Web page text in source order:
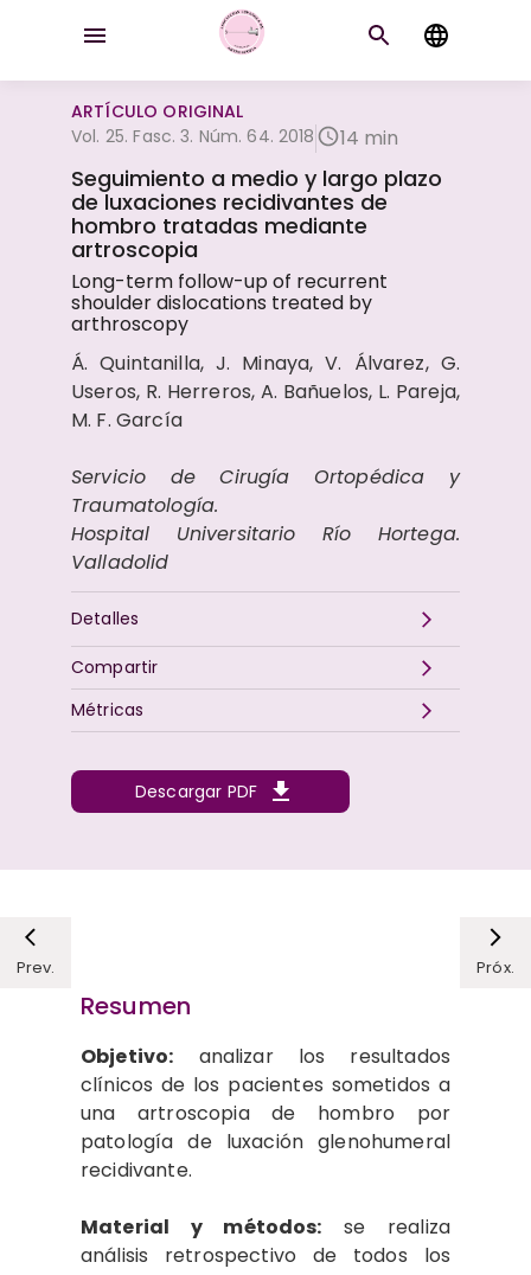
ARTÍCULO ORIGINAL
Vol. 25. Fasc. 3. Núm. 64. 2018
14 min
Seguimiento a medio y largo plazo
de luxaciones recidivantes de
hombro tratadas mediante
artroscopia
Long-term follow-up of recurrent
shoulder dislocations treated by
arthroscopy
Á. Quintanilla, J. Minaya, V. Álvarez, G.
Useros, R. Herreros, A. Bañuelos, L. Pareja,
M. F. García
Servicio de Cirugía Ortopédica y
Traumatología.
Hospital Universitario Río Hortega.
Valladolid
Detalles
Descargar PDF
Métricas
Compartir
Prev. Próx.
Resumen
Objetivo: analizar los resultados
clínicos de los pacientes sometidos a
una artroscopia de hombro por
patología de luxación glenohumeral
recidivante.
Material y métodos: se realiza
análisis retrospectivo de todos los